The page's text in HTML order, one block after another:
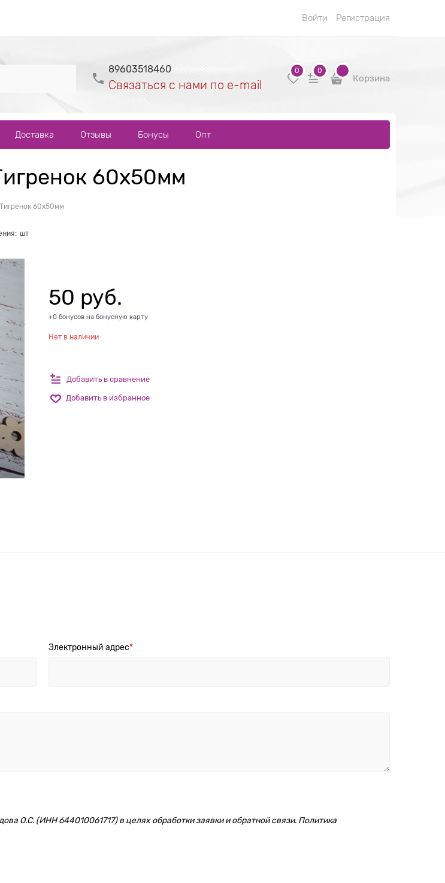
Войти Регистрация
89603518460
Связаться с нами по e-mail
0 0
Корзина
Доставка Отзывы Бонусы Опт
60х50мм
60х50мм
шт
50 руб.
+0 бонусов на бонусную карту
Нет в наличии
Добавить в сравнение
Добавить в избранное
Электронный адрес
О.С. (ИНН 644010061717) в целях обработки заявки и обратной связи. Политика